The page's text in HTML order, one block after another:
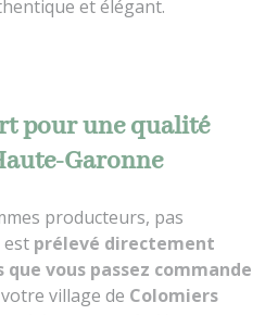
et élégant.
pour une qualité
Garonne
producteurs, pas
est prélevé directement
vous passez commande
village de Colomiers